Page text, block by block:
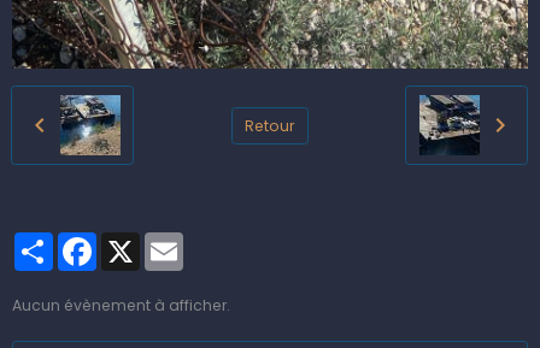
Retour
PartagerFacebook
X
Aucun évènement à afficher.